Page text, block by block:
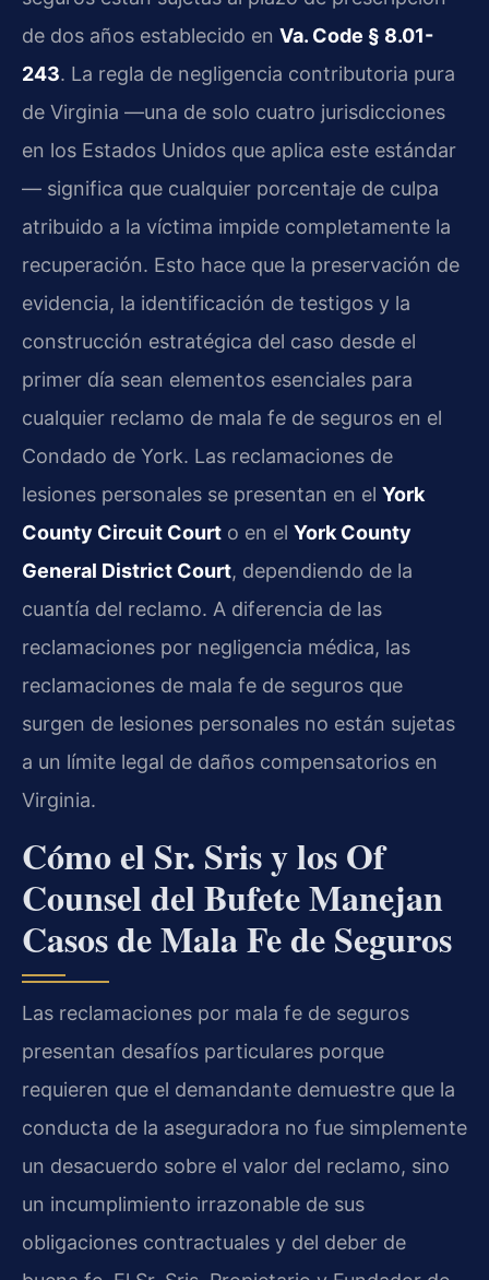
de dos años establecido en Va. Code § 8.01-
243. La regla de negligencia contributoria pura
de Virginia —una de solo cuatro jurisdicciones
en los Estados Unidos que aplica este estándar
— significa que cualquier porcentaje de culpa
atribuido a la víctima impide completamente la
recuperación. Esto hace que la preservación de
evidencia, la identificación de testigos y la
construcción estratégica del caso desde el
primer día sean elementos esenciales para
cualquier reclamo de mala fe de seguros en el
Condado de York. Las reclamaciones de
lesiones personales se presentan en el York
County Circuit Court o en el York County
General District Court, dependiendo de la
cuantía del reclamo. A diferencia de las
reclamaciones por negligencia médica, las
reclamaciones de mala fe de seguros que
surgen de lesiones personales no están sujetas
a un límite legal de daños compensatorios en
Virginia.
Cómo el Sr. Sris y los Of
Counsel del Bufete Manejan
Casos de Mala Fe de Seguros
Las reclamaciones por mala fe de seguros
presentan desafíos particulares porque
requieren que el demandante demuestre que la
conducta de la aseguradora no fue simplemente
un desacuerdo sobre el valor del reclamo, sino
un incumplimiento irrazonable de sus
obligaciones contractuales y del deber de